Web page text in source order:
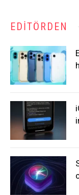
EDITÖRDEN